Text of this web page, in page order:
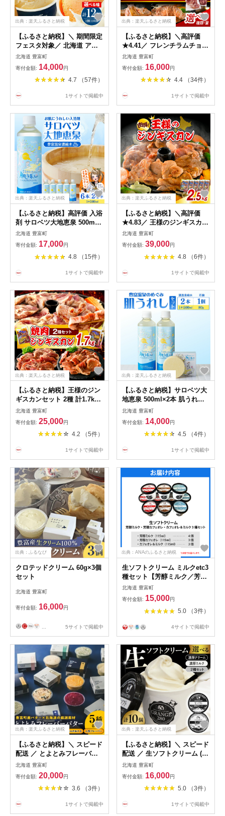
出典：楽天ふるさと納税
【ふるさと納税】＼ 期間限定
フェスタ対象／ 北海道 アイ
スクリーム 110ml 12個 ( 選べ
る バニラ・チョコレート セ
ット / バニラ / メロン ) セイ
コーマート セイコマ セコマ
贈答 プレゼント お取り寄せ
フト 豊富町
北海道 豊富町
寄付金額: 14,000円
4.7 （57件）
1サイトで掲載中
出典：楽天ふるさと納税
【ふるさと納税】＼高評価
★4.41／ フレンチラムチョッ
プ ラム肩ロース 選べる 種類
/ 内容量 | 肩ロース 生ラム ラ
ム肉 ラム 羊肉 ジンギスカン
骨付 高級食材 バーベキュー
ト 冷凍 食べ比べ ヘルシー 高
北海道 豊富町
寄付金額: 16,000円
4.4 （34件）
1サイトで掲載中
出典：楽天ふるさと納税
【ふるさと納税】高評価 入浴
剤 サロベツ大地恵泉 500ml (
選べる本数 : 6本 / 24本) | 豊
富温泉 濃縮 温泉水 豊富温泉
のめぐみ 肌うれし 肌水 化粧
水 温泉成分 セット 敏感肌 ス
物 ギフト ご当地 常温 リラッ
富町
北海道 豊富町
寄付金額: 17,000円
4.8 （15件）
1サイトで掲載中
出典：楽天ふるさと納税
【ふるさと納税】＼高評価
★4.83／ 王様のジンギスカン
味付き ラムロース 5袋 計
2.5kg | ジンギスカン 羊肉 ラ
ム肉 ラム 生 生ラム 味付き肉
厚切り 肉厚 やわらか 特製だ
ュー BBQ 大容量 詰め合わせ
北海道 豊富町
寄付金額: 39,000円
4.8 （6件）
1サイトで掲載中
出典：楽天ふるさと納税
【ふるさと納税】王様のジン
ギスカンセット 2種 計1.7kg |
ジンギスカン ラムジンギスカ
ン ラムロース ロース 羊肉 ラ
ム肉 ラム 羊 味付ジンギスカ
ン 味付き 焼き肉 焼肉 ソウル
かず 惣菜 冷凍 クール 北海道
北海道 豊富町
寄付金額: 25,000円
4.2 （5件）
1サイトで掲載中
出典：楽天ふるさと納税
【ふるさと納税】サロベツ大
地恵泉 500ml×2本 肌うれし
石鹸 80g×1個セット | 豊富温
泉 濃縮温泉水 豊富温泉のめ
ぐみ 肌うれし 濃縮 温泉水 入
浴剤 温泉成分 石けん せっけ
浴用 温泉成分 セット サロベ
北海道 豊富町
寄付金額: 14,000円
4.5 （4件）
1サイトで掲載中
出典：ふるなび
クロテッドクリーム 60g×3個
セット
北海道 豊富町
寄付金額: 16,000円
5サイトで掲載中
出典：ANAのふるさと納税
生ソフトクリーム ミルクetc3
種セット【芳醇ミルク／芳醇
カフェオレ／カフェオレ&ミ
ルク】 計10個
北海道 豊富町
寄付金額: 15,000円
5.0 （3件）
4サイトで掲載中
出典：楽天ふるさと納税
【ふるさと納税】＼ スピード
配送 ／ とよとみフレーバー
バター 5種 ( 選べる : パンの
おともセット / ごはんのおと
もセット / 人気フレーバーセ
ット) | 北海道バター バター
スト 乳製品 豊富牛乳 冷凍 贈
北海道 豊富町
寄付金額: 20,000円
3.6 （3件）
1サイトで掲載中
出典：楽天ふるさと納税
【ふるさと納税】＼ スピード
配送 ／ 生ソフトクリーム (
選べる : 濃厚 ミルク / 濃厚
クリーム / 2種 セット ) 計10
個 | ソフトクリーム アイスク
リーム カップアイス サロベ
スイーツ ギフト 贈り物 プレ
北海道 豊富町
寄付金額: 16,000円
5.0 （3件）
1サイトで掲載中